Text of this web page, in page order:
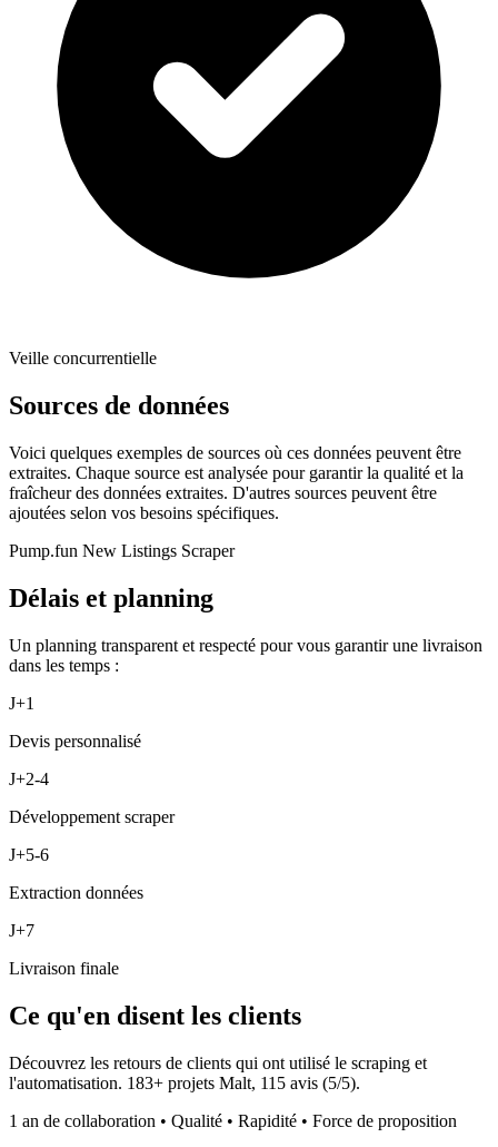
Veille concurrentielle
Sources de données
Voici quelques exemples de sources où ces données peuvent être
extraites. Chaque source est analysée pour garantir la qualité et la
fraîcheur des données extraites. D'autres sources peuvent être
ajoutées selon vos besoins spécifiques.
Pump.fun New Listings Scraper
Délais et planning
Un planning transparent et respecté pour vous garantir une livraison
dans les temps :
J+1
Devis personnalisé
J+2-4
Développement scraper
J+5-6
Extraction données
J+7
Livraison finale
Ce qu'en disent les clients
Découvrez les retours de clients qui ont utilisé le scraping et
l'automatisation. 183+ projets Malt, 115 avis (5/5).
1 an de collaboration • Qualité • Rapidité • Force de proposition